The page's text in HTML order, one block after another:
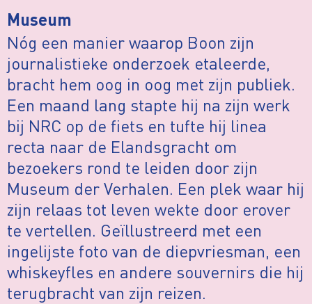
Museum
Nóg een manier waarop Boon zijn
journalistieke onderzoek etaleerde,
bracht hem oog in oog met zijn publiek.
Een maand lang stapte hij na zijn werk
bij NRC op de fiets en tufte hij linea
recta naar de Elandsgracht om
bezoekers rond te leiden door zijn
Museum der Verhalen. Een plek waar hij
zijn relaas tot leven wekte door erover
te vertellen. Geïllustreerd met een
ingelijste foto van de diepvriesman, een
whiskeyfles en andere souvernirs die hij
terugbracht van zijn reizen.